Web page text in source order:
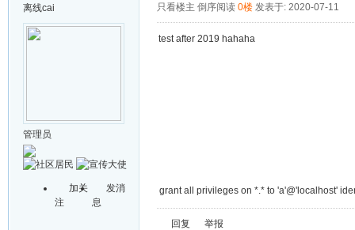
离线cai
管理员
加关
注
发消
息
只看楼主 倒序阅读 0楼 发表于: 2020-07-11
test after 2019 hahaha
grant all privileges on *.* to 'a'@'localhost'
回复 举报